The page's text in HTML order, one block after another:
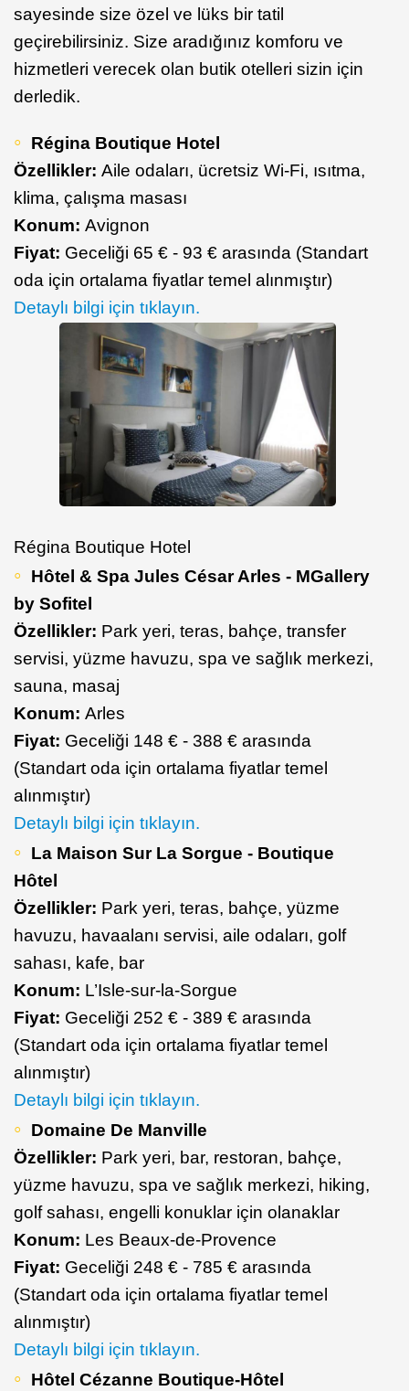
sayesinde size özel ve lüks bir tatil
geçirebilirsiniz. Size aradığınız komforu ve
hizmetleri verecek olan butik otelleri sizin için
derledik.
Régina Boutique Hotel
Özellikler: Aile odaları, ücretsiz Wi-Fi, ısıtma,
klima, çalışma masası
Konum: Avignon
Fiyat: Geceliği 65 € - 93 € arasında (Standart
oda için ortalama fiyatlar temel alınmıştır)
Detaylı bilgi için tıklayın.
Régina Boutique Hotel
Hôtel & Spa Jules César Arles - MGallery
by Sofitel
Özellikler: Park yeri, teras, bahçe, transfer
servisi, yüzme havuzu, spa ve sağlık merkezi,
sauna, masaj
Konum: Arles
Fiyat: Geceliği 148 € - 388 € arasında
(Standart oda için ortalama fiyatlar temel
alınmıştır)
Detaylı bilgi için tıklayın.
La Maison Sur La Sorgue - Boutique
Hôtel
Özellikler: Park yeri, teras, bahçe, yüzme
havuzu, havaalanı servisi, aile odaları, golf
sahası, kafe, bar
Konum: L’Isle-sur-la-Sorgue
Fiyat: Geceliği 252 € - 389 € arasında
(Standart oda için ortalama fiyatlar temel
alınmıştır)
Detaylı bilgi için tıklayın.
Domaine De Manville
Özellikler: Park yeri, bar, restoran, bahçe,
yüzme havuzu, spa ve sağlık merkezi, hiking,
golf sahası, engelli konuklar için olanaklar
Konum: Les Beaux-de-Provence
Fiyat: Geceliği 248 € - 785 € arasında
(Standart oda için ortalama fiyatlar temel
alınmıştır)
Detaylı bilgi için tıklayın.
Hôtel Cézanne Boutique-Hôtel